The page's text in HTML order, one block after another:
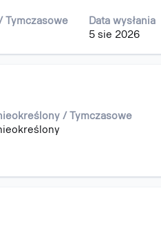
Tymczasowe
Data wysłania
5 sie 2026
/ Tymczasowe